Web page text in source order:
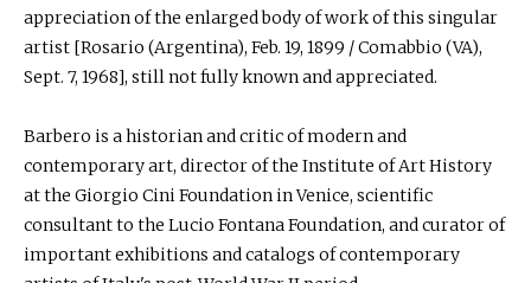
appreciation of the enlarged body of work of this singular
artist [Rosario (Argentina), Feb. 19, 1899 / Comabbio (VA),
Sept. 7, 1968], still not fully known and appreciated.
Barbero is a historian and critic of modern and
contemporary art, director of the Institute of Art History
at the Giorgio Cini Foundation in Venice, scientific
consultant to the Lucio Fontana Foundation, and curator of
important exhibitions and catalogs of contemporary